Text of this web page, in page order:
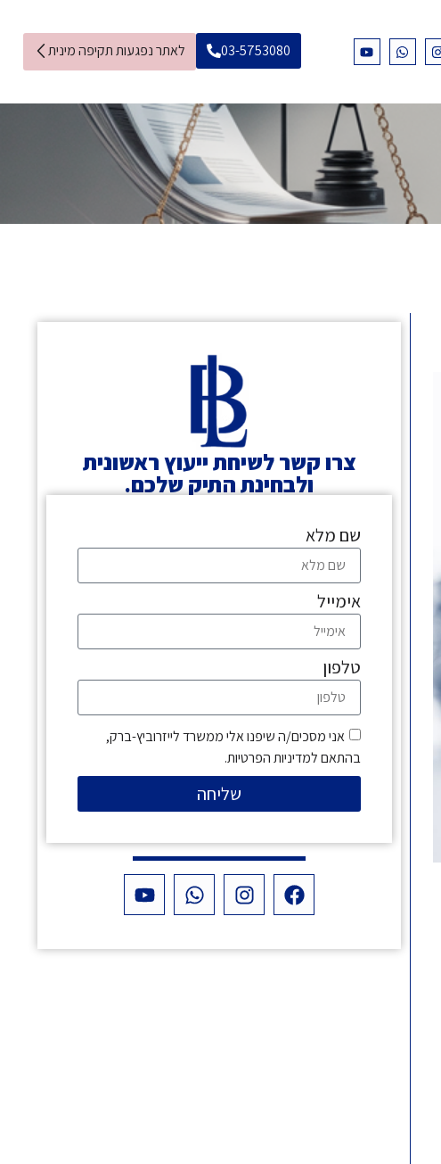
03-5753080 לאתר נפגעות תקיפה מינית
צרו קשר לשיחת ייעוץ ראשונית
ולבחינת התיק שלכם.
שם מלא
אימייל
טלפון
אני מסכים/ה שיפנו אלי ממשרד לייזרוביץ-ברק,
בהתאם למדיניות הפרטיות.
שליחה